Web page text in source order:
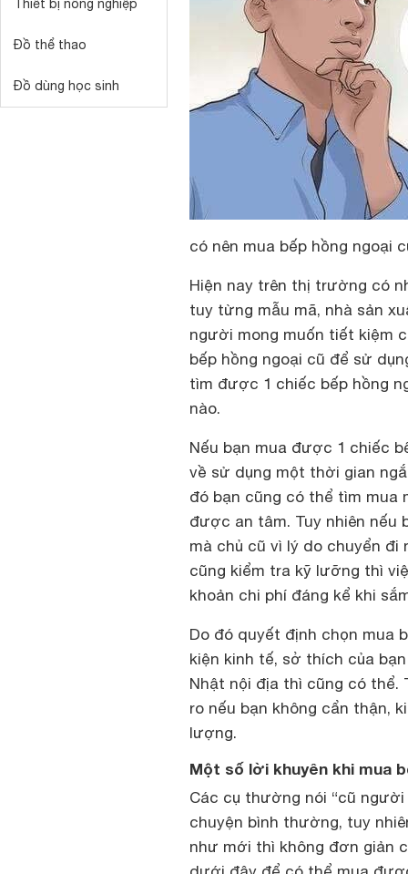
Thiết bị nông nghiệp
Đồ thể thao
Đồ dùng học sinh
có nên mua bếp hồng ngoại
Hiện nay trên thị trường có
tuy từng mẫu mã, nhà sản
người mong muốn tiết kiệm
bếp hồng ngoại cũ để sử
tìm được 1 chiếc bếp hồng
nào.
Nếu bạn mua được 1 chiếc
về sử dụng một thời gian
đó bạn cũng có thể tìm mua
được an tâm. Tuy nhiên
mà chủ cũ vì lý do chuyển
cũng kiểm tra kỹ lưỡng thì
khoản chi phí đáng kể khi
Do đó quyết định chọn mua
kiện kinh tế, sở thích của
Nhật nội địa thì cũng có thể.
ro nếu bạn không cẩn thận,
lượng.
Một số lời khuyên khi mua
Các cụ thường nói “cũ
chuyện bình thường, tuy
như mới thì không đơn giản